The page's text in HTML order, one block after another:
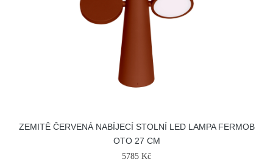
ZEMITĚ ČERVENÁ NABÍJECÍ STOLNÍ LED LAMPA FERMOB
OTO 27 CM
5785 Kč